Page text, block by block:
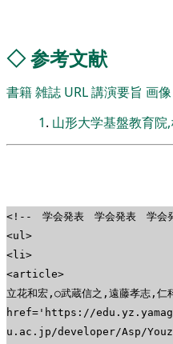
◇参考文献
書籍雑誌 URL講演要旨 画像
1. 山形大学基盤教育院,
<!-- 学会発表 学会発表 学
<ul>
<li>
<article>
立花和宏,○武蔵信之,遠藤孝志,
href='https://
u.ac.jp/developer/Asp/